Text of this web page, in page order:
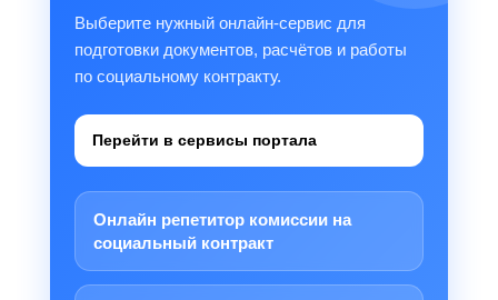
Выберите нужный онлайн-сервис для
подготовки документов, расчётов и работы
по социальному контракту.
Перейти в сервисы портала
Онлайн репетитор комиссии на
социальный контракт